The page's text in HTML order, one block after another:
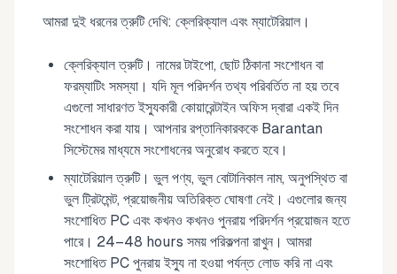
আমরা দুই ধরনের ত্রুটি দেখি: ক্লেরিক্যাল এবং ম্যাটেরিয়াল।
ক্লেরিক্যাল ত্রুটি। নামের টাইপো, ছোট ঠিকানা সংশোধন বা
ফরম্যাটিং সমস্যা। যদি মূল পরিদর্শন তথ্য পরিবর্তিত না হয় তবে
এগুলো সাধারণত ইস্যুকারী কোয়ারেন্টাইন অফিস দ্বারা একই দিন
সংশোধন করা যায়। আপনার রপ্তানিকারককে Barantan
সিস্টেমের মাধ্যমে সংশোধনের অনুরোধ করতে হবে।
ম্যাটেরিয়াল ত্রুটি। ভুল পণ্য, ভুল বোটানিকাল নাম, অনুপস্থিত বা
ভুল ট্রিটমেন্ট, প্রয়োজনীয় অতিরিক্ত ঘোষণা নেই। এগুলোর জন্য
সংশোধিত PC এবং কখনও কখনও পুনরায় পরিদর্শন প্রয়োজন হতে
পারে। 24–48 hours সময় পরিকল্পনা রাখুন। আমরা
সংশোধিত PC পুনরায় ইস্যু না হওয়া পর্যন্ত লোড করি না এবং